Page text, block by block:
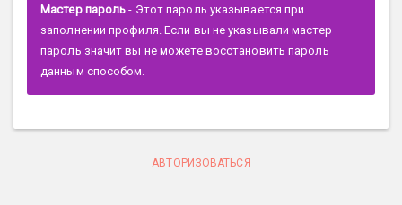
Мастер пароль - Этот пароль указывается при
заполнении профиля. Если вы не указывали мастер
пароль значит вы не можете восстановить пароль
данным способом.
АВТОРИЗОВАТЬСЯ